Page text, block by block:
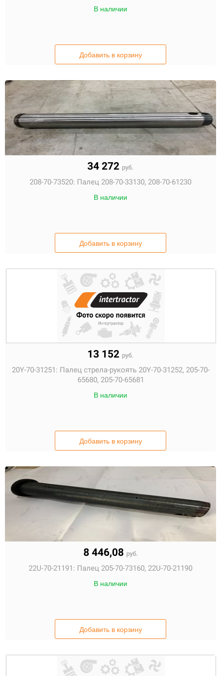
В наличии
Добавить в корзину
34 272 руб.
208-70-73520: Палец 208-70-33130, 208-70-61230
В наличии
Добавить в корзину
13 152 руб.
20Y-70-31251: Палец стрела-рукоять 20Y-70-31252, 205-70-
65680, 205-70-65681
В наличии
Добавить в корзину
8 446,08 руб.
22U-70-21191: Палец 205-70-73160, 22U-70-21190
В наличии
Добавить в корзину